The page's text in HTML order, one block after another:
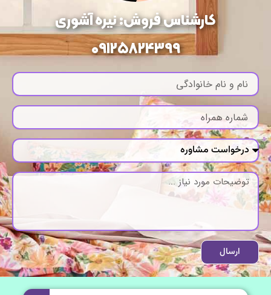
کارشناس فروش: نیره آشوری
09125824399
ارسال